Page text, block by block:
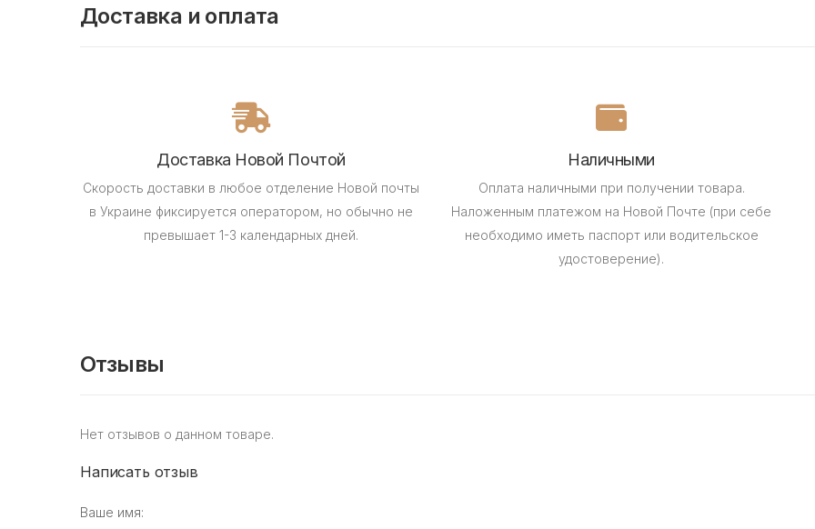
Доставка и оплата
Доставка Новой Почтой
Скорость доставки в любое отделение Новой почты
в Украине фиксируется оператором, но обычно не
превышает 1-3 календарных дней.
Наличными
Оплата наличными при получении товара.
Наложенным платежом на Новой Почте (при себе
необходимо иметь паспорт или водительское
удостоверение).
Отзывы
Нет отзывов о данном товаре.
Написать отзыв
Ваше имя: